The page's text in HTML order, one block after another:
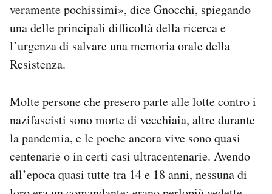
veramente pochissimi», dice Gnocchi, spiegando
una delle principali difficoltà della ricerca e
l’urgenza di salvare una memoria orale della
Resistenza.
Molte persone che presero parte alle lotte contro i
nazifascisti sono morte di vecchiaia, altre durante
la pandemia, e le poche ancora vive sono quasi
centenarie o in certi casi ultracentenarie. Avendo
all’epoca quasi tutte tra 14 e 18 anni, nessuna di